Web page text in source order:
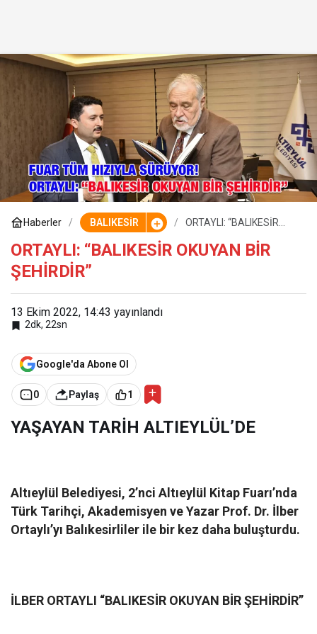
Haberler BALIKESİR
ORTAYLI: “BALIKESİR
ORTAYLI: “BALIKESİR OKUYAN BİR
ŞEHİRDİR”
13 Ekim 2022, 14:43 yayınlandı
2dk, 22sn
Google'da Abone Ol
0 Paylaş 1
YAŞAYAN TARİH ALTIEYLÜL’DE
Altıeylül Belediyesi, 2’nci Altıeylül Kitap Fuarı’nda
Türk Tarihçi, Akademisyen ve Yazar Prof. Dr. İlber
Ortaylı’yı Balıkesirliler ile bir kez daha buluşturdu.
İLBER ORTAYLI “BALIKESİR OKUYAN BİR ŞEHİRDİR”